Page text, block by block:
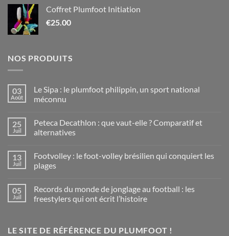
Coffret Plumfoot Initiation
€25.00
NOS PRODUITS
03
Août
Le Sipa : le plumfoot philippin, un sport national
méconnu
sur
Le
Sipa
plumfoot
philippin,
un
méconnu
25
Juil
Peteca Decathlon : que vaut-elle ? Comparatif et
alternatives
sur
Peteca
Decathlon
vaut-
elle
?
13
Juil
Footvolley : le foot-volley brésilien qui conquiert les
plages
sur
Footvolley
brésilien
05
Juil
Records du monde de jonglage au football : les
freestylers qui ont écrit l’histoire
Records
LE SITE DE RÉFÉRENCE DU PLUMFOOT !